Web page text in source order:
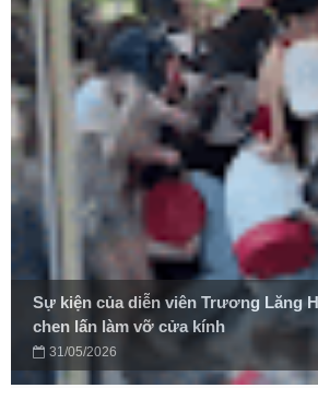
Sự kiện của diễn viên Trương Lăng
chen lấn làm vỡ cửa kính
31/05/2026